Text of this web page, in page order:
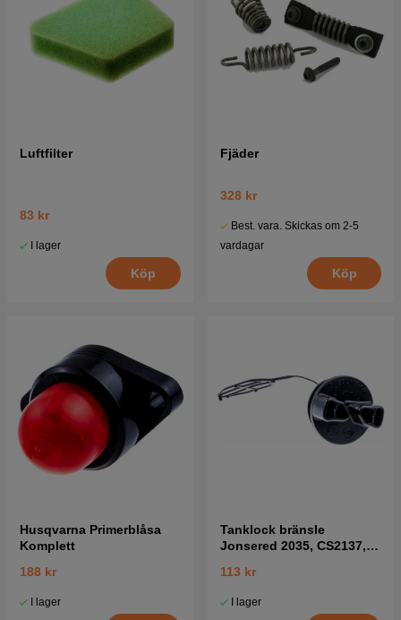
Luftfilter
83 kr
I lager
Köp
Fjäder
328 kr
Best. vara. Skickas om 2-5
vardagar
Köp
Husqvarna Primerblåsa
Komplett
188 kr
I lager
Tanklock bränsle
Jonsered 2035, CS2137,
113 kr
I lager